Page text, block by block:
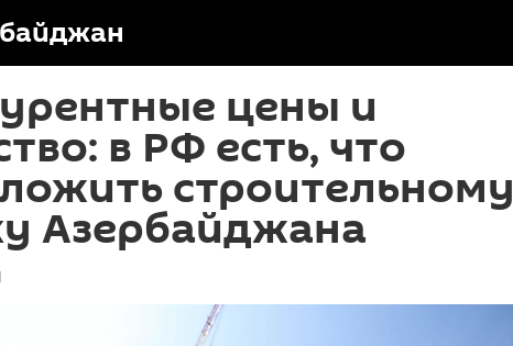
цены и
в РФ есть, что
строительному
Азербайджана